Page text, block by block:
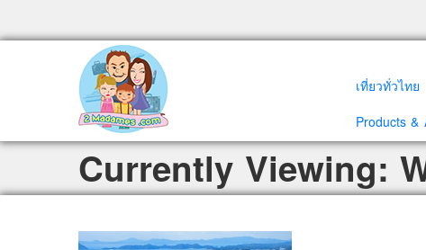
เที่ยวทั่วไทย
Products &
Currently Viewing: